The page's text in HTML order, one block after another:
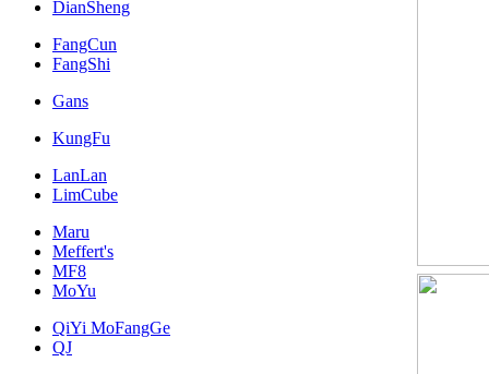
DianSheng
FangCun
FangShi
Gans
KungFu
LanLan
LimCube
Maru
Meffert's
MF8
MoYu
QiYi MoFangGe
QJ